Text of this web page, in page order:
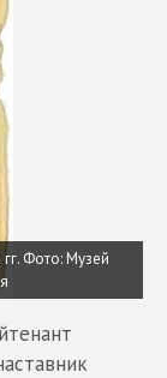
Фото: Музей